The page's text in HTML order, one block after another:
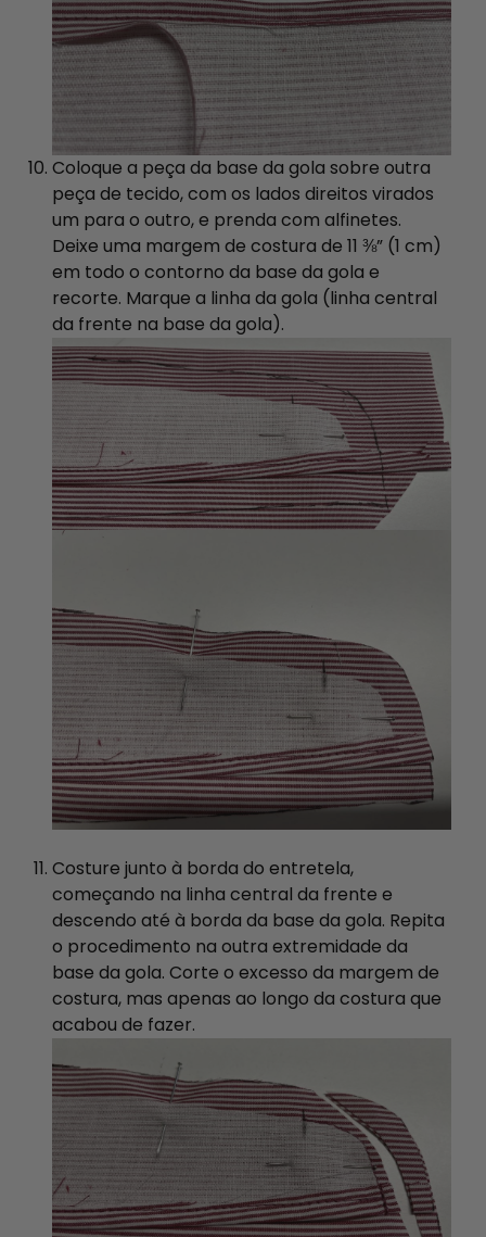
Coloque a peça da base da gola sobre outra
peça de tecido, com os lados direitos virados
um para o outro, e prenda com alfinetes.
Deixe uma margem de costura de 11 ⅜” (1 cm)
em todo o contorno da base da gola e
recorte. Marque a linha da gola (linha central
da frente na base da gola).
Costure junto à borda do entretela,
começando na linha central da frente e
descendo até à borda da base da gola. Repita
o procedimento na outra extremidade da
base da gola. Corte o excesso da margem de
costura, mas apenas ao longo da costura que
acabou de fazer.